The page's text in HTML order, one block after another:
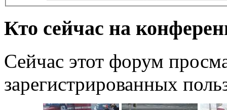
Кто сейчас на
Сейчас этот форум
зарегистрированных